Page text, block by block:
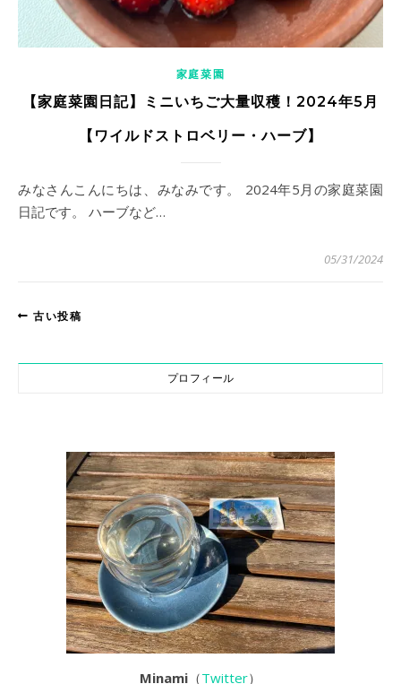
家庭菜園
【家庭菜園日記】ミニいちご大量収穫！2024年5月
【ワイルドストロベリー・ハーブ】
みなさんこんにちは、みなみです。 2024年5月の家庭菜園
日記です。 ハーブなど…
05/31/2024
古い投稿
プロフィール
Minami （Twitter）